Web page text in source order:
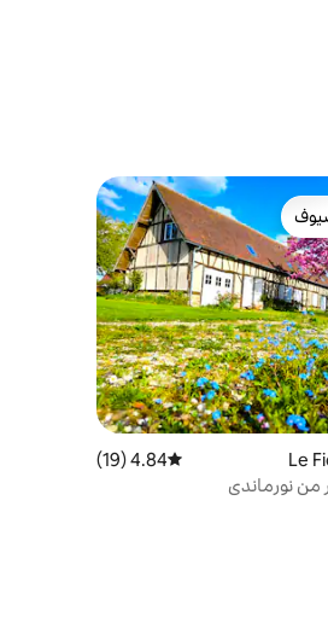
متوسط التقييم 4.84 من 5، 19 مراجعات
4.84 (19)
نورماندي